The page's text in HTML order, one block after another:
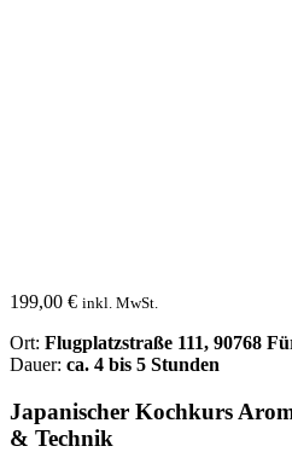
199,00 € inkl. MwSt.
Ort: Flugplatzstraße 111, 90768
Dauer: ca. 4 bis 5 Stunden
Japanischer Kochkurs
& Technik